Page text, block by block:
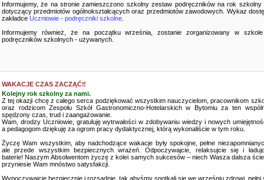
Informujemy, że na stronie zamieszczono szkolny zestaw podręczników na rok szkolny
dotyczący przedmiotów ogólnokształcących oraz przedmiotów zawodowych. Wykaz
zakładce Uczniowie - podręczniki szkolne
Informujemy również, że na początku września, zostanie zorganizowany w
podręczników szkolnych - używanych.
WAKACJE CZAS ZACZĄĆ‼️
Kolejny rok szkolny za nami.
Z tej okazji chcę z całego serca podziękować wszystkim nauczycielom, pracownikom
oraz rodzicom Zespołu Szkół Gastronomiczno-Hotelarskich w Bytomiu za ten
spędzony czas, trud i zaangażowanie.
Wam, drodzy Uczniowie, gratuluję wytrwałości w zdobywaniu wiedzy i nowych
a pedagogom dziękuję za ogrom pracy dydaktycznej, którą wykonaliście w tym roku.
Życzę Wam wszystkim, aby nadchodzące wakacje były spokojne, pełne
ale przede wszystkim bezpiecznych wrażeń. Odpoczywajcie, relaksujcie się i
baterie! Naszym Absolwentom życzę z kolei samych sukcesów – niech Wasza dalsza
przyniesie Wam mnóstwo satysfakcji.
Wypoczywajcie bezpiecznie i rozsądnie, tak abyśmy spotkali się we wrześniu zdrowi, pełni